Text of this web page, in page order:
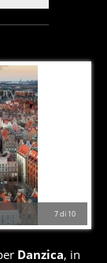
7di 10
Danzica, in